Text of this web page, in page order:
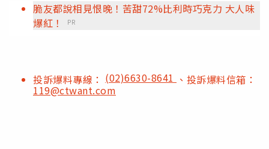
脆友都說相見恨晚！苦甜72%比利時巧克力 大人味
爆紅！
PR
投訴爆料專線： (02)6630-8641 、投訴爆料信箱：
119@ctwant.com